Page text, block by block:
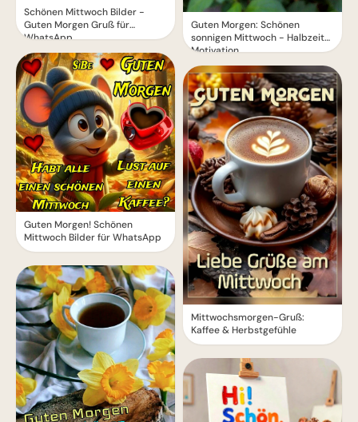
Schönen Mittwoch Bilder -
Guten Morgen Gruß für
WhatsApp
Guten Morgen! Schönen
Mittwoch Bilder für WhatsApp
Guten Morgen: Schönen
sonnigen Mittwoch - Halbzeit-
Motivation
Mittwochsmorgen-Gruß:
Kaffee & Herbstgefühle